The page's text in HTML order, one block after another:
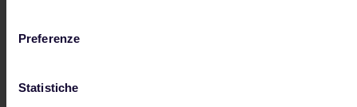
Preferenze
Statistiche